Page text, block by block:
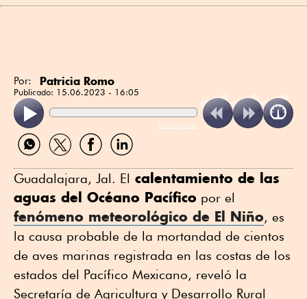
Por: Patricia Romo
Publicado: 15.06.2023 - 16:05
ReadSpeaker
Compartir
por
Compartir
por
Compartir
por
Compartir
por
Guadalajara, Jal. El calentamiento de las
aguas del Océano Pacífico por el
fenómeno meteorológico de El Niño, es
la causa probable de la mortandad de cientos
de aves marinas registrada en las costas de los
estados del Pacífico Mexicano, reveló la
Secretaría de Agricultura y Desarrollo Rural